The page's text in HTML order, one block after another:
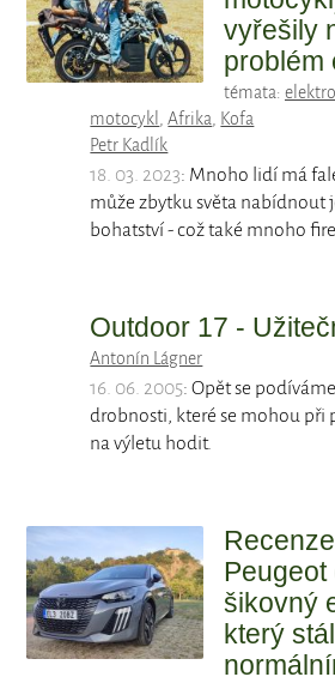
vyřešily
problém
témata:
motocykl ,Afrika, Kofa
Petr Kadlík
18. 03. 2023: Mnoho lidí má
může zbytku světa nabídnout
bohatství - což také mnoho
Outdoor 17 -
Antonín Lágner
16. 06. 2005: Opět se
drobnosti, které se mohou při
na výletu hodit.
Peugeot
šikovný
který